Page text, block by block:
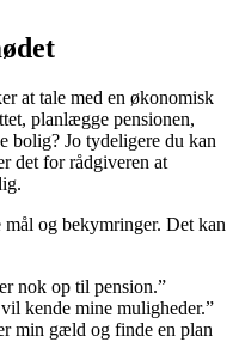
at tale med en økonomisk
planlægge pensionen,
bolig? Jo tydeligere du kan
det for rådgiveren at
og bekymringer. Det kan
nok op til pension.”
kende mine muligheder.”
min gæld og finde en plan